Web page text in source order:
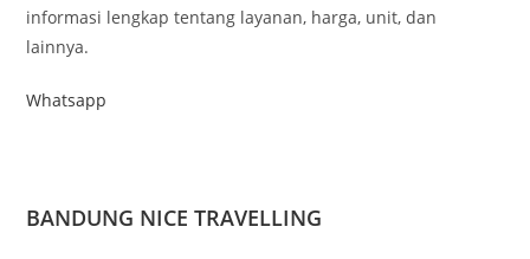
informasi lengkap tentang layanan, harga, unit, dan
lainnya.
Whatsapp
BANDUNG NICE TRAVELLING